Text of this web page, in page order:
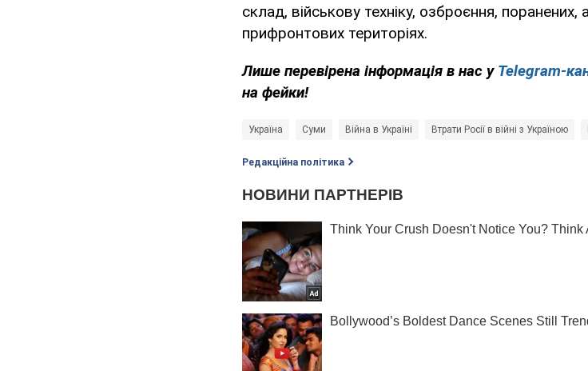
склад, військову техніку, озброєння,
прифронтових територіях.
Лише перевірена інформація в нас у Telegram-
на фейки!
Україна Суми Війна в Україні Втрати Росії в війні з Україною
Редакційна політика